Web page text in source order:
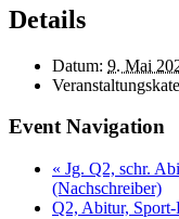
Details
Datum: 9. Mai
Event Navigation
« Jg. Q2, schr.
(Nachschreiber)
Q2, Abitur,